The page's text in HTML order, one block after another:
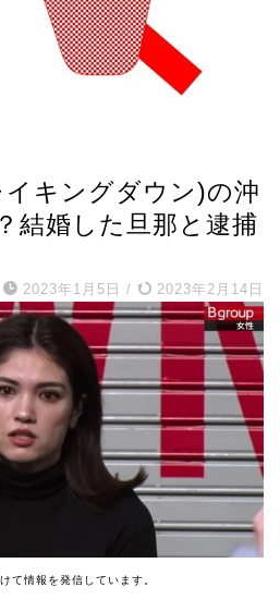
キングダウン)の沖
結婚した旦那と逮捕
2023年1月5日 / 2023年2月14日
て情報を発信しています。